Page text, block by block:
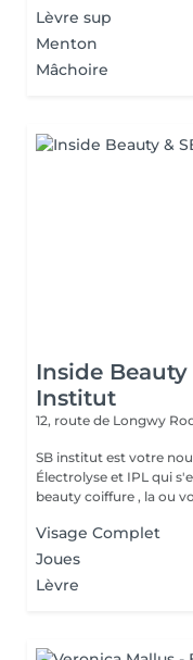
Lèvre sup
Menton
Mâchoire
Inside Beauty
Institut
12, route de Longwy
SB institut est votre
Électrolyse et IPL qui
beauty coiffure , la ou
Visage Complet
Joues
Lèvre